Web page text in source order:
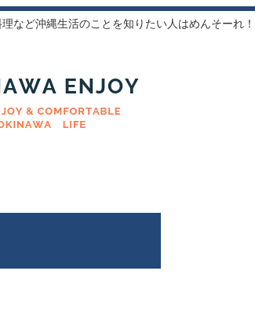
など沖縄生活のことを知りたい人はめんそーれ！